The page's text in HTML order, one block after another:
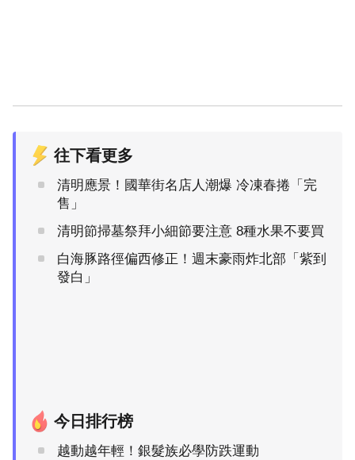
往下看更多
清明應景！國華街名店人潮爆 冷凍春捲「完
售」
清明節掃墓祭拜小細節要注意 8種水果不要買
白海豚路徑偏西修正！週末豪雨炸北部「紫到
發白」
今日排行榜
越動越年輕！銀髮族必學防跌運動